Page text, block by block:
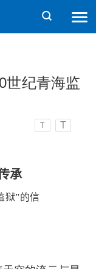
世纪青海监
T T
承
狱”的信